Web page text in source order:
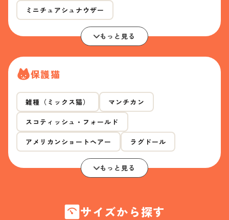
ミニチュアシュナウザー
もっと見る
保護猫
雑種（ミックス猫） マンチカン
スコティッシュ・フォールド
アメリカンショートヘアー ラグドール
もっと見る
サイズから探す